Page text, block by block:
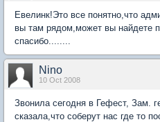
Евелинк!Это все понятно,что
вы там рядом,может вы найдете
спасибо........
Nino
10 Oct 2008
Звонила сегодня в Гефест, Зам.
сказала,что соберут нас где то